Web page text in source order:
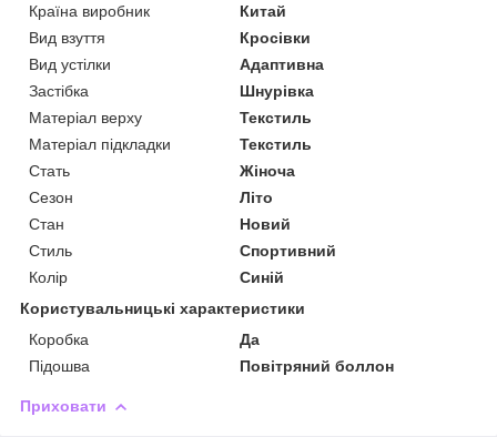
Країна виробник
Китай
Вид взуття
Кросівки
Вид устілки
Адаптивна
Застібка
Шнурівка
Матеріал верху
Текстиль
Матеріал підкладки
Текстиль
Стать
Жіноча
Сезон
Літо
Стан
Новий
Стиль
Спортивний
Колір
Синій
Користувальницькі характеристики
Коробка
Да
Підошва
Повітряний боллон
Приховати